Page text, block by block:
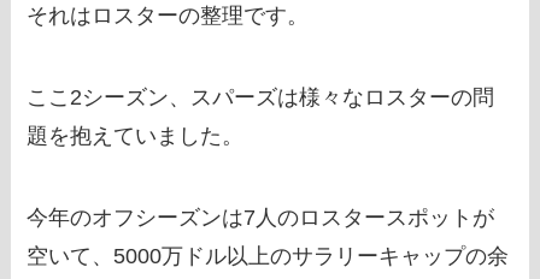
それはロスターの整理です。
ここ2シーズン、スパーズは様々なロスターの問
題を抱えていました。
今年のオフシーズンは7人のロスタースポットが
空いて、5000万ドル以上のサラリーキャップの余